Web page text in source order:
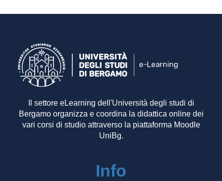
Il settore eLearning dell'Università degli studi di
Bergamo organizza e coordina la didattica online dei
vari corsi di studio attraverso la piattaforma Moodle
UniBg.
Info